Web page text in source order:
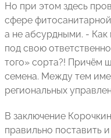
Но при этом здесь
сфере
а не абсурдными. -
под свою
того» сорта?! Причём
семена. Между тем
региональных
В заключение
правильно поставить